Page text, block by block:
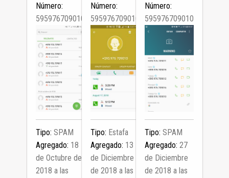
Número:
595976709010
Tipo:SPAM
Agregado: 18
de Octubre de
2018 a las
Número:
595976709010
Tipo: Estafa
Agregado: 13
de Diciembre
de 2018 a las
Número:
595976709010
Tipo: SPAM
Agregado: 27
de Diciembre
de 2018 a las